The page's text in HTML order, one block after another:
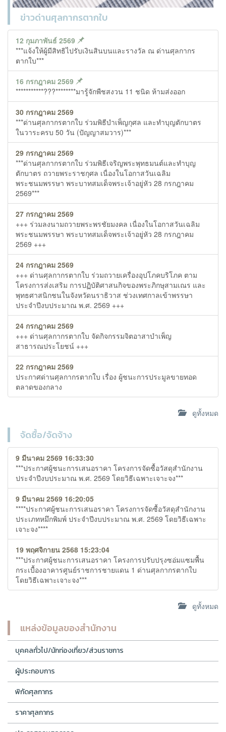
ข่าวด่านศุลกากรตากใบ
12 กุมภาพันธ์ 2569
***แจ้งให้ผู้มีสิทธิไปรับเงินสินบนและรางวัล ณ ด่านศุลกากร
ตากใบ***
16 กรกฎาคม 2569
***********???********มารู้จักพืชสงวน 11 ชนิด ห้ามส่งออก
30 กรกฎาคม 2569
***ด่านศุลกากรตากใบ ร่วมพิธีบำเพ็ญกุศล และทำบุญตักบาตร
ในวาระครบ 50 วัน (ปัญญาสมวาร)***
29 กรกฎาคม 2569
***ด่านศุลกากรตากใบ ร่วมพิธีเจริญพระพุทธมนต์และทำบุญ
ตักบาตร ถวายพระราชกุศล เนื่องในโอกาสวันเฉลิม
พระชนมพรรษา พระบาทสมเด็จพระเจ้าอยู่หัว 28 กรกฎาคม
2569***
27 กรกฎาคม 2569
+++ ร่วมลงนามถวายพระพรชัยมงคล เนื่องในโอกาสวันเฉลิม
พระชนมพรรษา พระบาทสมเด็จพระเจ้าอยู่หัว 28 กรกฎาคม
2569 +++
24 กรกฎาคม 2569
+++ ด่านศุลกากรตากใบ ร่วมถวายเครื่องอุปโภคบริโภค ตาม
โครงการส่งเสริม การปฏิบัติศาสนกิจของพระภิกษุสามเณร และ
พุทธศาสนิกชนในจังหวัดนราธิวาส ช่วงเทศกาลเข้าพรรษา
ประจำปีงบประมาณ พ.ศ. 2569 +++
24 กรกฎาคม 2569
+++ ด่านศุลกากรตากใบ จัดกิจกรรมจิตอาสาบำเพ็ญ
สาธารณประโยชน์ +++
22 กรกฎาคม 2569
ประกาศด่านศุลกากรตากใบ เรื่อง ผู้ชนะการประมูลขายทอด
ตลาดของกลาง
ดูทั้งหมด
จัดซื้อ/จัดจ้าง
9 มีนาคม 2569 16:33:30
***ประกาศผู้ชนะการเสนอราคา โครงการจัดซื้อวัสดุสำนักงาน
ประจำปีงบประมาณ พ.ศ. 2569 โดยวิธีเฉพาะเจาะจง***
9 มีนาคม 2569 16:20:05
****ประกาศผู้ชนะการเสนอราคา โครงการจัดซื้อวัสดุสำนักงาน
ประเภทหมึกพิมพ์ ประจำปีงบประมาณ พ.ศ. 2569 โดยวิธีเฉพาะ
เจาะจง****
19 พฤศจิกายน 2568 15:23:04
***ประกาศผู้ชนะการเสนอราคา โครงการปรับปรุงซอ่มแซมพื้น
กระเบื้องอาคารศูนย์ราชการชายแดน 1 ด่านศุลกากรตากใบ
โดยวิธีเฉพาะเจาะจง***
ดูทั้งหมด
แหล่งข้อมูลของสำนักงาน
บุคคลทั่วไป/นักท่องเที่ยว/ส่วนราชการ
ผู้ประกอบการ
พิกัดศุลกากร
ราคาศุลกากร